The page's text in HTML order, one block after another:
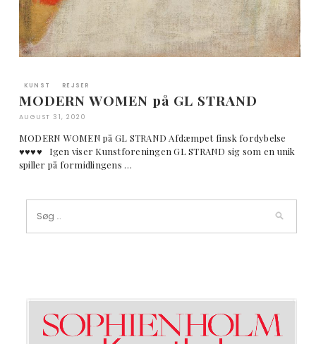
KUNST REJSER
MODERN WOMEN på GL STRAND
AUGUST 31, 2020
MODERN WOMEN på GL STRAND Afdæmpet finsk fordybelse
♥︎♥︎♥︎♥︎ Igen viser Kunstforeningen GL STRAND sig som en unik
spiller på formidlingens …